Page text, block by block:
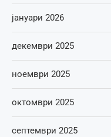
јануари 2026
декември 2025
ноември 2025
октомври 2025
септември 2025